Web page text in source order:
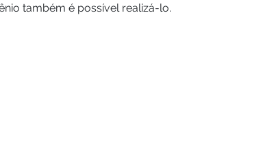
também é possível realizá-lo.